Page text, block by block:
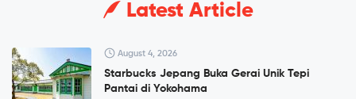
Latest Article
August 4, 2026
Starbucks Jepang Buka Gerai Unik Tepi
Pantai di Yokohama